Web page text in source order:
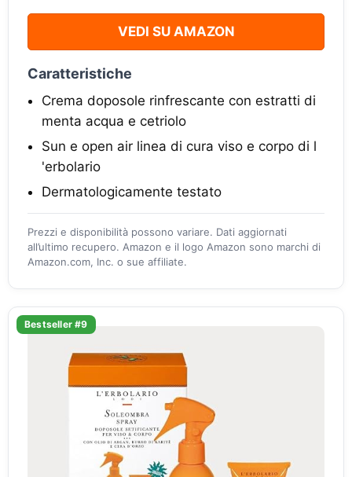
VEDI SU AMAZON
Caratteristiche
Crema doposole rinfrescante con estratti di
menta acqua e cetriolo
Sun e open air linea di cura viso e corpo di l
'erbolario
Dermatologicamente testato
Prezzi e disponibilità possono variare. Dati aggiornati
all’ultimo recupero. Amazon e il logo Amazon sono marchi di
Amazon.com, Inc. o sue affiliate.
Bestseller #9